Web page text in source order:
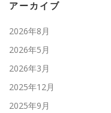
アーカイブ
2026年8月
2026年5月
2026年3月
2025年12月
2025年9月